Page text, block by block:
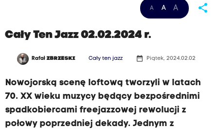
A A A share
Cały Ten Jazz 02.02.2024 r.
RafałZBRZESKI Cały ten jazz date_range Piątek, 2024.02.02
Nowojorską scenę loftową tworzyli w latach
70. XX wieku muzycy będący bezpośrednimi
spadkobiercami freejazzowej rewolucji z
połowy poprzedniej dekady. Jednym z